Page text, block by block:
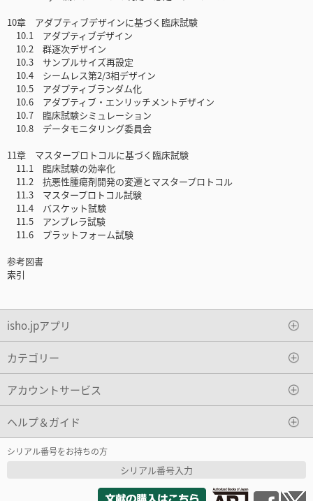
10章 アダプティブデザインに基づく臨床試験
10.1 アダプティブデザイン
10.2 群逐次デザイン
10.3 サンプルサイズ再設定
10.4 シームレス第2/3相デザイン
10.5 アダプティブランダム化
10.6 アダプティブ・エンリッチメントデザイン
10.7 臨床試験シミュレーション
10.8 データモニタリング委員会
11章 マスタープロトコルに基づく臨床試験
11.1 臨床試験の効率化
11.2 抗悪性腫瘍剤開発の変遷とマスタープロトコル
11.3 マスタープロトコル試験
11.4 バスケット試験
11.5 アンブレラ試験
11.6 プラットフォーム試験
参考図書
索引
isho.jpアプリ
カテゴリー
アカウントサービス
ヘルプ＆ガイド
シリアル番号をお持ちの方
シリアル番号入力